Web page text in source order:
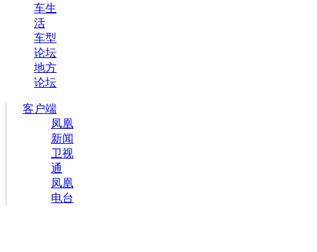
车生
活
车型
论坛
地方
论坛
客户端
凤凰
新闻
卫视
通
凤凰
电台